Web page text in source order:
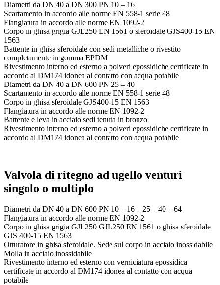
Diametri da DN 40 a DN 300 PN 10 – 16
Scartamento in accordo alle norme EN 558-1 serie 48
Flangiatura in accordo alle norme EN 1092-2
Corpo in ghisa grigia GJL250 EN 1561 o sferoidale GJS400-15 EN
1563
Battente in ghisa sferoidale con sedi metalliche o rivestito
completamente in gomma EPDM
Rivestimento interno ed esterno a polveri epossidiche certificate in
accordo al DM174 idonea al contatto con acqua potabile
Diametri da DN 40 a DN 600 PN 25 – 40
Scartamento in accordo alle norme EN 558-1 serie 48
Corpo in ghisa sferoidale GJS400-15 EN 1563
Flangiatura in accordo alle norme EN 1092-2
Battente e leva in acciaio sedi tenuta in bronzo
Rivestimento interno ed esterno a polveri epossidiche certificate in
accordo al DM174 idonea al contatto con acqua potabile
Valvola di ritegno ad ugello venturi
singolo o multiplo
Diametri da DN 40 a DN 600 PN 10 – 16 – 25 – 40 – 64
Flangiatura in accordo alle norme EN 1092-2
Corpo in ghisa grigia GJL250 GJL250 EN 1561 o ghisa sferoidale
GJS 400-15 EN 1563
Otturatore in ghisa sferoidale. Sede sul corpo in acciaio inossidabile
Molla in acciaio inossidabile
Rivestimento interno ed esterno con verniciatura epossidica
certificate in accordo al DM174 idonea al contatto con acqua
potabile